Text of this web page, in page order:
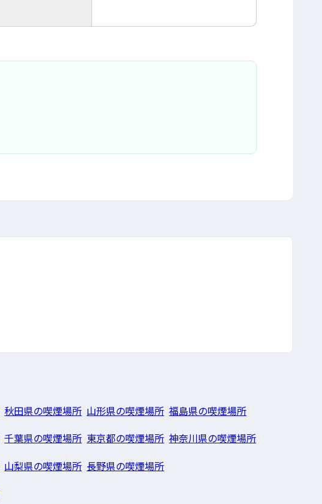
秋田県の喫煙場所 山形県の喫煙場所 福島県の喫煙場所
千葉県の喫煙場所 東京都の喫煙場所 神奈川県の喫煙場所
山梨県の喫煙場所 長野県の喫煙場所